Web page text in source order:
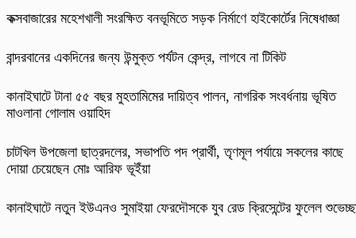
কক্সবাজারের মহেশখালী সংরক্ষিত বনভূমিতে সড়ক নির্মাণে হাইকোর্টের নিষেধাজ্ঞা
বান্দরবানের একদিনের জন্য উন্মুক্ত পর্যটন কেন্দ্র, লাগবে না টিকিট
কানাইঘাটে টানা ৫৫ বছর মুহতামিমের দায়িত্ব পালন, নাগরিক সংবর্ধনায় ভূষিত
মাওলানা গোলাম ওয়াহিদ
চাটখিল উপজেলা ছাত্রদলের, সভাপতি পদ প্রার্থী, তৃণমূল পর্যায়ে সকলের কাছে
দোয়া চেয়েছেন মোঃ আরিফ ভূইঁয়া
কানাইঘাটে নতুন ইউএনও সুমাইয়া ফেরদৌসকে যুব রেড ক্রিসেন্টের ফুলেল